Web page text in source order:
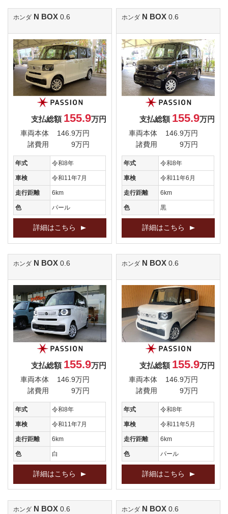
ホンダ N BOX0.6
支払総額 155.9万円
車両本体
146.9万円
諸費用
9万円
年式 令和8年
車検 令和11年7月
走行距離 6km
色 パール
詳細はこちら
ホンダ N BOX0.6
支払総額 155.9万円
車両本体
146.9万円
諸費用
9万円
年式 令和8年
車検 令和11年6月
走行距離 6km
色 黒
詳細はこちら
ホンダ N BOX0.6
支払総額 155.9万円
車両本体
146.9万円
諸費用
9万円
年式 令和8年
車検 令和11年7月
走行距離 6km
色 白
詳細はこちら
ホンダ N BOX0.6
支払総額 155.9万円
車両本体
146.9万円
諸費用
9万円
年式 令和8年
車検 令和11年5月
走行距離 6km
色 パール
詳細はこちら
ホンダ N BOX0.6 ホンダ N BOX0.6